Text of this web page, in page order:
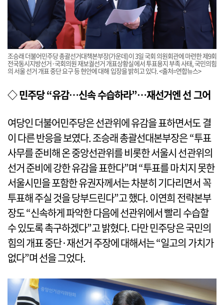
조승래 더불어민주당 총괄선거대책본부장(가운데)이 3일 국회 의원회관에 마련한 제9회
전국동시지방선거·국회의원 재보궐선거 개표상황실에서 투표용지 부족 사태, 국민의힘
의 서울 선거 개표 중단 요구 등 현안에 대해 입장을 밝히고 있다. <출처=연합뉴스>
◇ 민주당 “유감…신속 수습하라”…재선거엔 선 그어
여당인 더불어민주당은 선관위에 유감을 표하면서도 결
이 다른 반응을 보였다. 조승래 총괄선대본부장은 “투표
사무를 준비해 온 중앙선관위를 비롯한 서울시 선관위의
선거 준비에 강한 유감을 표한다”며 “투표를 마치지 못한
서울시민을 포함한 유권자께서는 차분히 기다리면서 꼭
투표해 주실 것을 당부드린다”고 했다. 이연희 전략본부
장도 “신속하게 파악한 다음에 선관위에서 빨리 수습할
수 있도록 촉구하겠다”고 밝혔다. 다만 민주당은 국민의
힘의 개표 중단·재선거 주장에 대해서는 “일고의 가치가
없다”며 선을 그었다.